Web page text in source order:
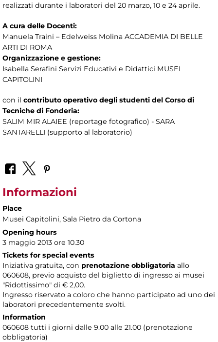
realizzati durante i laboratori del 20 marzo, 10 e 24 aprile.
A cura delle Docenti:
Manuela Traini – Edelweiss Molina ACCADEMIA DI BELLE
ARTI DI ROMA
Organizzazione e gestione:
Isabella Serafini Servizi Educativi e Didattici MUSEI
CAPITOLINI
con il contributo operativo degli studenti del Corso di
Tecniche di Fonderia:
SALIM MIR ALAIEE (reportage fotografico) - SARA
SANTARELLI (supporto al laboratorio)
Informazioni
Place
Musei Capitolini, Sala Pietro da Cortona
Opening hours
3 maggio 2013 ore 10.30
Tickets for special events
Iniziativa gratuita, con prenotazione obbligatoria allo
060608, previo acquisto del biglietto di ingresso ai musei
"Ridottissimo" di € 2,00.
Ingresso riservato a coloro che hanno participato ad uno dei
laboratori precedentemente svolti.
Information
060608 tutti i giorni dalle 9.00 alle 21.00 (prenotazione
obbligatoria)